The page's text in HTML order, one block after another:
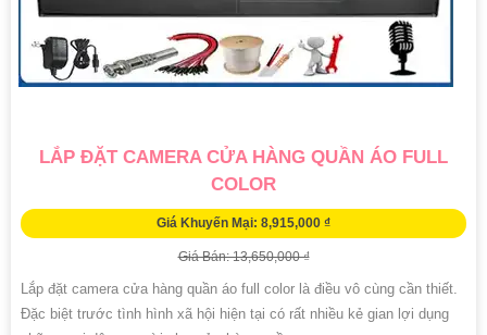
LẮP ĐẶT CAMERA CỬA HÀNG QUẦN ÁO FULL
COLOR
Giá Khuyến Mại: 8,915,000 ₫
Giá Bán: 13,650,000 ₫
Lắp đặt camera cửa hàng quần áo full color là điều vô cùng cần thiết.
Đặc biệt trước tình hình xã hội hiện tại có rất nhiều kẻ gian lợi dụng